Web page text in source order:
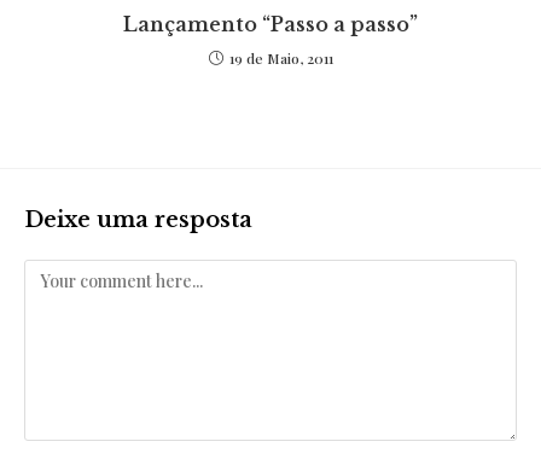
Lançamento “Passo a passo”
19 de Maio, 2011
Deixe uma resposta
Comentar